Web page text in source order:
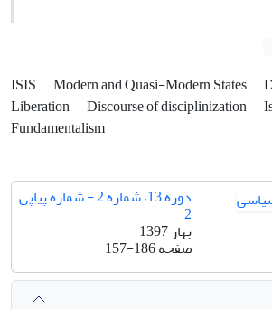
ISIS Modern and Quasi-Modern States
Liberation
Discourse of disciplinization
Fundamentalism
دوره 13، شماره 2 - شماره پیاپی
2
بهار 1397
صفحه157-186